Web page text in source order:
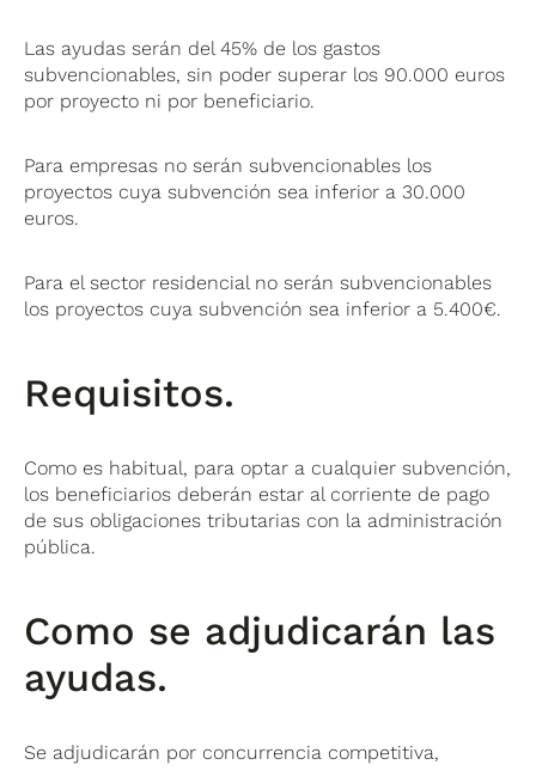
Las ayudas serán del 45% de los gastos
subvencionables, sin poder superar los 90.000 euros
por proyecto ni por beneficiario.
Para empresas no serán subvencionables los
proyectos cuya subvención sea inferior a 30.000
euros.
Para el sector residencial no serán subvencionables
los proyectos cuya subvención sea inferior a 5.400€.
Requisitos.
Como es habitual, para optar a cualquier subvención,
los beneficiarios deberán estar al corriente de pago
de sus obligaciones tributarias con la administración
pública.
Como se adjudicarán las
ayudas.
Se adjudicarán por concurrencia competitiva,